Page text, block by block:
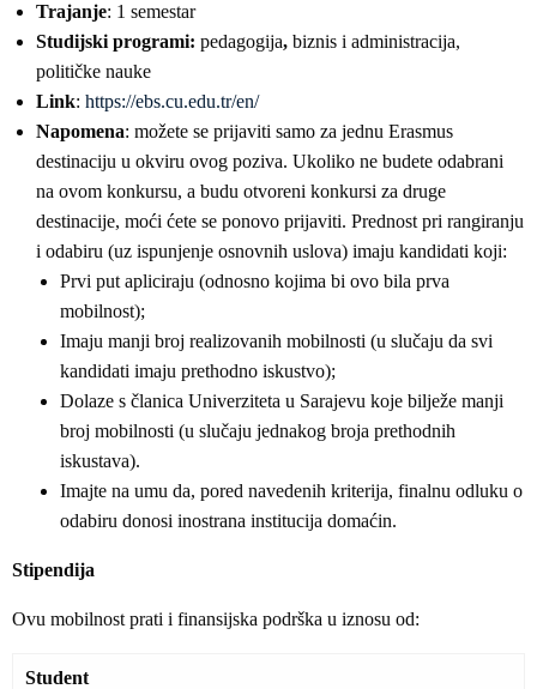
Trajanje: 1 semestar
Studijski programi: pedagogija, biznis i administracija,
političke nauke
Link: https://ebs.cu.edu.tr/en/
Napomena: možete se prijaviti samo za jednu Erasmus
destinaciju u okviru ovog poziva. Ukoliko ne budete odabrani
na ovom konkursu, a budu otvoreni konkursi za druge
destinacije, moći ćete se ponovo prijaviti. Prednost pri rangiranju
i odabiru (uz ispunjenje osnovnih uslova) imaju kandidati koji:
Prvi put apliciraju (odnosno kojima bi ovo bila prva
mobilnost);
Imaju manji broj realizovanih mobilnosti (u slučaju da svi
kandidati imaju prethodno iskustvo);
Dolaze s članica Univerziteta u Sarajevu koje bilježe manji
broj mobilnosti (u slučaju jednakog broja prethodnih
iskustava).
Imajte na umu da, pored navedenih kriterija, finalnu odluku o
odabiru donosi inostrana institucija domaćin.
Stipendija
Ovu mobilnost prati i finansijska podrška u iznosu od:
Student